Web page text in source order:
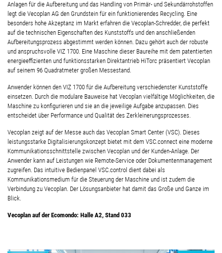
Anlagen für die Aufbereitung und das Handling von Primär- und Sekundärrohstoffen
legt die Vecoplan AG den Grundstein für ein funktionierendes Recycling. Eine
besonders hohe Akzeptanz im Markt erfahren die Vecoplan-Schredder, die perfekt
auf die technischen Eigenschaften des Kunststoffs und den anschließenden
Aufbereitungsprozess abgestimmt werden können. Dazu gehört auch der robuste
und anspruchsvolle VIZ 1700. Eine Maschine dieser Baureihe mit dem patentierten
energieeffizienten und funktionsstarken Direktantrieb HiTorc präsentiert Vecoplan
auf seinem 96 Quadratmeter großen Messestand.
Anwender können den VIZ 1700 für die Aufbereitung verschiedenster Kunststoffe
einsetzen. Durch die modulare Bauweise hat Vecoplan vielfältige Möglichkeiten, die
Maschine zu konfigurieren und sie an die jeweilige Aufgabe anzupassen. Dies
entscheidet über Performance und Qualität des Zerkleinerungsprozesses.
Vecoplan zeigt auf der Messe auch das Vecoplan Smart Center (VSC). Dieses
leistungsstarke Digitalisierungskonzept bietet mit dem VSC.connect eine moderne
Kommunikationsschnittstelle zwischen Vecoplan und der Kunden-Anlage. Der
Anwender kann auf Leistungen wie Remote-Service oder Dokumentenmanagement
zugreifen. Das intuitive Bedienpanel VSC.control dient dabei als
Kommunikationsmedium für die Steuerung der Maschine und ist zudem die
Verbindung zu Vecoplan. Der Lösungsanbieter hat damit das Große und Ganze im
Blick.
Vecoplan auf der Ecomondo: Halle A2, Stand 033